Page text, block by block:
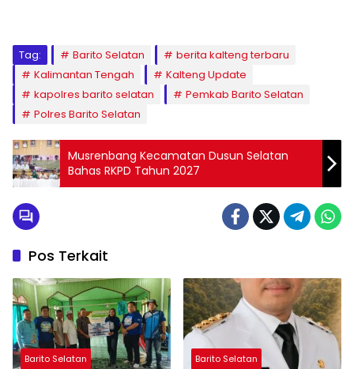
Tag: Barito Selatan
berita kalteng terbaru
Kalimantan Tengah
Kalteng Update
kapolres barito selatan
Pemkab Barito Selatan
Polres Barito Selatan
Musrenbang Kecamatan Dusun Selatan
Bahas RKPD Tahun 2027
Pos Terkait
Barito Selatan Barito Selatan